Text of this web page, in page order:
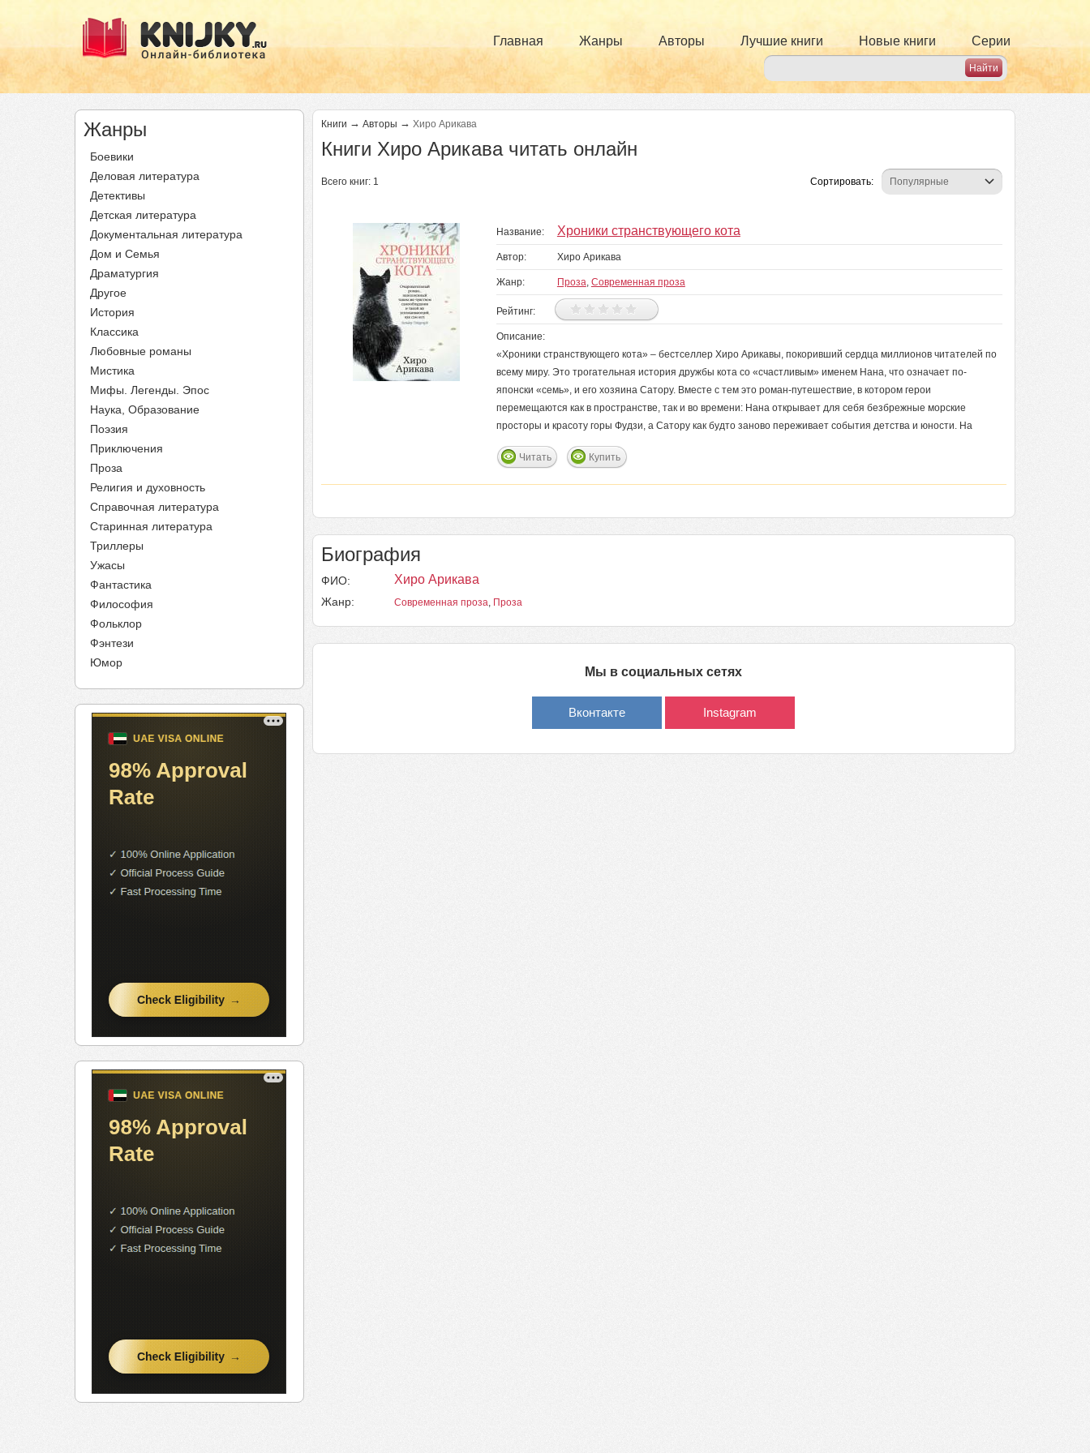
Главная Жанры Авторы Лучшие книги Новые книги Серии
Жанры
Боевики
Деловая литература
Детективы
Детская литература
Документальная литература
Дом и Семья
Драматургия
Другое
История
Классика
Любовные романы
Мистика
Мифы. Легенды. Эпос
Наука, Образование
Поэзия
Приключения
Проза
Религия и духовность
Справочная литература
Старинная литература
Триллеры
Ужасы
Фантастика
Философия
Фольклор
Фэнтези
Юмор
Книги → Авторы → Хиро Арикава
Книги Хиро Арикава читать онлайн
Всего книг: 1 Сортировать:
Название: Хроники странствующего кота
Автор: Хиро Арикава
Жанр: Проза, Современная проза
Рейтинг:
Описание:
«Хроники странствующего кота» – бестселлер Хиро Арикавы, покоривший сердца миллионов читателей по
всему миру. Это трогательная история дружбы кота со «счастливым» именем Нана, что означает по-
японски «семь», и его хозяина Сатору. Вместе с тем это роман-путешествие, в котором герои
перемещаются как в пространстве, так и во времени: Нана открывает для себя безбрежные морские
просторы и красоту горы Фудзи, а Сатору как будто заново переживает события детства и юности. На
Читать Купить
Биография
ФИО: Хиро Арикава
Жанр: Современная проза, Проза
Мы в социальных сетях
Вконтакте Instagram